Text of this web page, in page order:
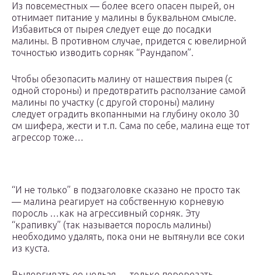
Из повсеместных — более всего опасен пырей, он
отнимает питание у малины в буквальном смысле.
Избавиться от пырея следует еще до посадки
малины. В противном случае, придется с ювелирной
точностью изводить сорняк “Раундапом”.
Чтобы обезопасить малину от нашествия пырея (с
одной стороны) и предотвратить расползание самой
малины по участку (с другой стороны) малину
следует оградить вкопанными на глубину около 30
см шифера, жести и т.п. Сама по себе, малина еще тот
агрессор тоже…
“И не только” в подзаголовке сказано не просто так
— малина реагирует на собственную корневую
поросль …как на агрессивный сорняк. Эту
“крапивку” (так называется поросль малины)
необходимо удалять, пока они не вытянули все соки
из куста.